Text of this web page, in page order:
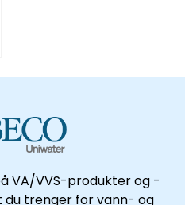
VA/VVS-produkter og -
du trenger for vann- og